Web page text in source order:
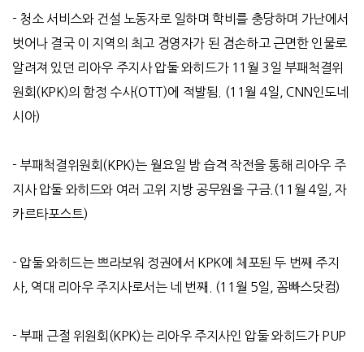
- 청소 서비스와 건설 노동자로 일하며 학비를 충당하며 가난에서
벗어나 결국 이 지역의 최고 경영자가 된 겸손하고 근면한 인물로
알려져 있던 리아우 주지사 압둘 와히드가 11 월 3일 부패척결위
원회 (KPK)의 함정 수사(OTT)에 적발됨 . (11 월 4일 , CNN인도네
시아)
- 부패척결위원회 (KPK)는 월요일 밤 습격 작전을 통해 리아우 주
지사 압둘 와히드와 여러 고위 지방 공무원을 구금.(11 월 4일 ,자
카르타포스트)
- 압둘 와히드는 쁘라보워 정권에서 KPK에 체포된 두 번째 주지
사, 역대 리아우 주지사로서는 네 번째 . (11 월 5일 꼼빠스닷컴)
- 부패 근절 위원회 (KPK)는 리아우 주지사인 압둘 와히드가PUP